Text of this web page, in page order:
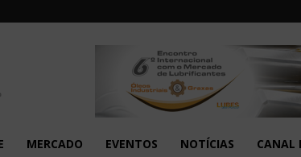
MERCADO EVENTOS NOTÍCIAS CANAL